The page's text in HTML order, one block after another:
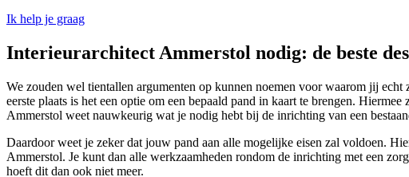
Ik help je graag
Interieurarchitect Ammerstol nodig: de beste
We zouden wel tientallen argumenten op kunnen noemen voor waarom jij
eerste plaats is het een optie om een bepaald pand in kaart te brengen.
Ammerstol weet nauwkeurig wat je nodig hebt bij de inrichting van een
Daardoor weet je zeker dat jouw pand aan alle mogelijke eisen zal voldoen.
Ammerstol. Je kunt dan alle werkzaamheden rondom de inrichting met een
hoeft dit dan ook niet meer.